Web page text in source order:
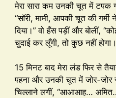
मेरा सारा कम उनकी चूत में टपक
“सॉरी, मामी, आपकी चूत की
दिया।” वो हँस पड़ीं और बोलीं,
चुदाई कर लूँगी, तो कुछ नहीं
15 मिनट बाद मेरा लंड फिर से
पहना और उनकी चूत में जोर-
चिल्लाने लगीं, “आआआह…